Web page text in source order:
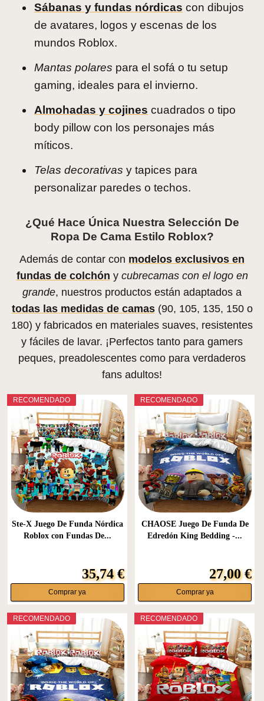
Sábanas y fundas nórdicas con dibujos
de avatares, logos y escenas de los
mundos Roblox.
Mantas polares para el sofá o tu setup
gaming, ideales para el invierno.
Almohadas y cojines cuadrados o tipo
body pillow con los personajes más
míticos.
Telas decorativas y tapices para
personalizar paredes o techos.
¿Qué Hace Única Nuestra Selección De
Ropa De Cama Estilo Roblox?
Además de contar con modelos exclusivos en
fundas de colchón y cubrecamas con el logo en
grande, nuestros productos están adaptados a
todas las medidas de camas(90, 105, 135, 150 o
180) y fabricados en materiales suaves, resistentes
y fáciles de lavar. ¡Perfectos tanto para gamers
peques, preadolescentes como para verdaderos
fans adultos!
RECOMENDADO
Ste-X Juego De Funda Nórdica
Roblox con Fundas De...
35,74 €
Comprar ya
RECOMENDADO
CHAOSE Juego De Funda De
Edredón King Bedding -...
27,00 €
Comprar ya
RECOMENDADO RECOMENDADO